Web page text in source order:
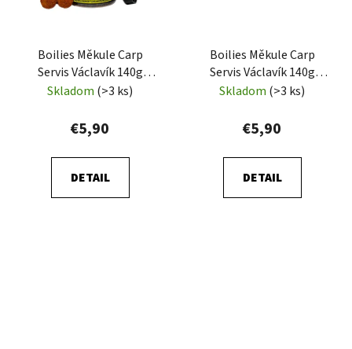
Boilies Měkule Carp
Servis Václavík 140g
Oliheň A1
Skladom (>3 ks)
€5,90
DETAIL
Boilies Měkule Carp
Servis Václavík 140g
Mrtvý Koříš
Skladom (>3 ks)
€5,90
DETAIL